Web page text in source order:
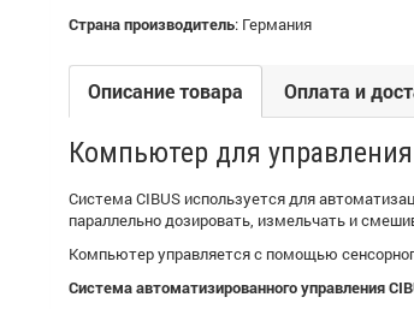
Страна производитель: Германия
Описание товара Оплата и
Компьютер для
Система CIBUS используется для
параллельно дозировать, измельчать и
Компьютер управляется с помощью
Система автоматизированного управления